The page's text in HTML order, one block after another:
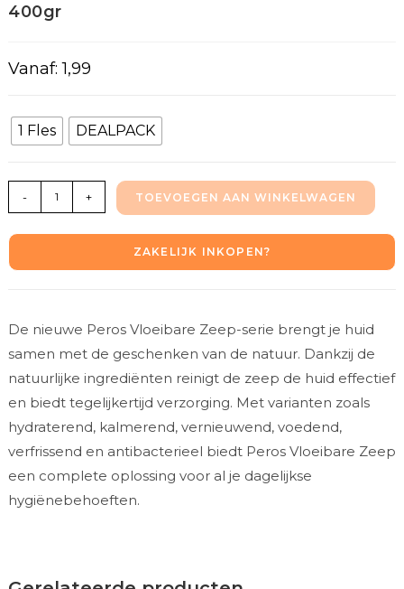
400gr
Vanaf:1,99
1 Fles DEALPACK
- + TOEVOEGEN AAN WINKELWAGEN
ZAKELIJK INKOPEN?
De nieuwe Peros Vloeibare Zeep-serie brengt je huid
samen met de geschenken van de natuur. Dankzij de
natuurlijke ingrediënten reinigt de zeep de huid effectief
en biedt tegelijkertijd verzorging. Met varianten zoals
hydraterend, kalmerend, vernieuwend, voedend,
verfrissend en antibacterieel biedt Peros Vloeibare Zeep
een complete oplossing voor al je dagelijkse
hygiënebehoeften.